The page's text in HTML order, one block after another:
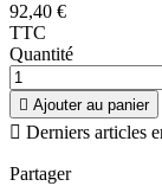
92,40 €
TTC
Quantité
 Ajouter au panier
 Derniers articles
Partager